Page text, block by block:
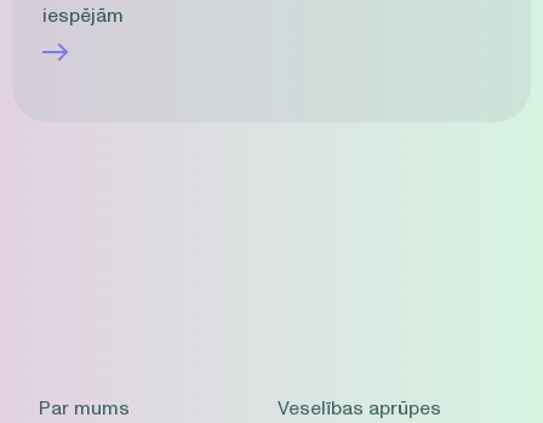
iespējām
Par mums
Veselības aprūpes